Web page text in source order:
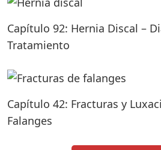
Capítulo 92: Hernia Discal –
Tratamiento
Capítulo 42: Fracturas y
Falanges